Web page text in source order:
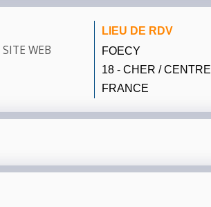
SITE WEB
LIEU DE RDV
FOECY
18 - CHER / CENTRE
FRANCE